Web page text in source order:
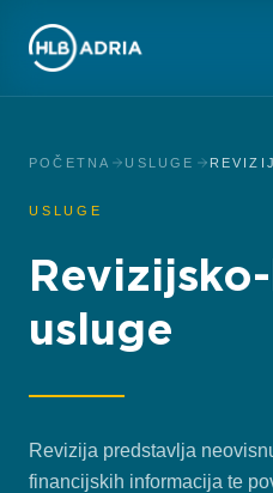
POČETNA USLUGE
USLUGE
usluge
Revizija predstavlja
financijskih informacija te